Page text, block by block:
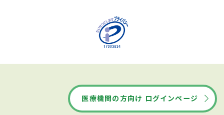
医療機関の方向け ログインページ